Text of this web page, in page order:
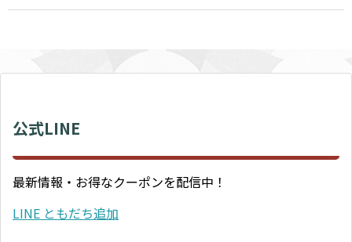
公式LINE
最新情報・お得なクーポンを配信中！
LINE ともだち追加